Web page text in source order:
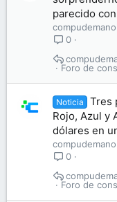
parecido
compudemano
0
Foro de
Noticia
Tres
Rojo, Azul y
dólares en
compudemano
0
Foro de